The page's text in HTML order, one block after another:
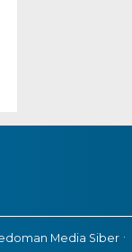
Media Siber